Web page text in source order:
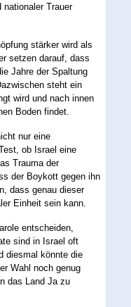
Trauer
stärker wird als
setzen darauf, dass
Jahre der Spaltung
steht ein
wird und nach innen
Boden findet.
nur eine
ob Israel eine
Trauma der
der Boykott gegen ihn
dass genau dieser
Einheit sein kann.
entscheiden,
sind in Israel oft
diesmal könnte die
Wahl noch genug
das Land Ja zu